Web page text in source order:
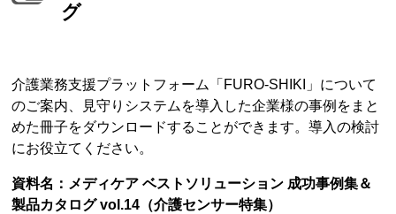
グ
介護業務支援プラットフォーム「FURO-SHIKI」について
のご案内、見守りシステムを導入した企業様の事例をまと
めた冊子をダウンロードすることができます。導入の検討
にお役立てください。
資料名：メディケア ベストソリューション 成功事例集＆
製品カタログ vol.14（介護センサー特集）